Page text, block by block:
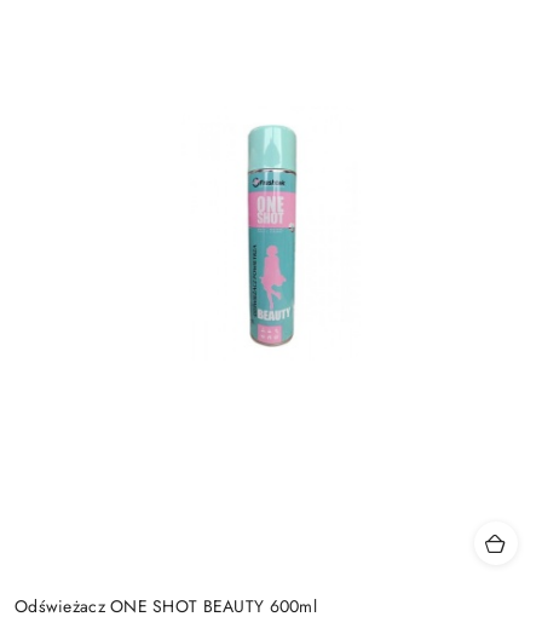
Odświeżacz ONE SHOT BEAUTY 600ml